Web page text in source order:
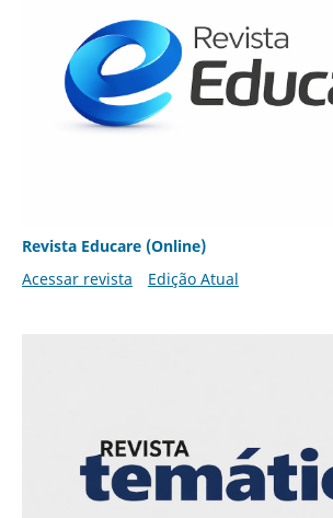
Revista Educare (Online)
Acessar revista
Edição Atual